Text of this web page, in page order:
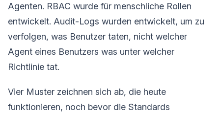
Agenten. RBAC wurde für menschliche Rollen
entwickelt. Audit-Logs wurden entwickelt, um zu
verfolgen, was Benutzer taten, nicht welcher
Agent eines Benutzers was unter welcher
Richtlinie tat.
Vier Muster zeichnen sich ab, die heute
funktionieren, noch bevor die Standards